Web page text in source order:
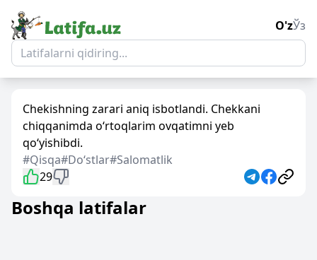
O'zЎз
Chekishning zarari aniq isbotlandi. Chekkani
chiqqanimda o‘rtoqlarim ovqatimni yeb
qo‘yishibdi.
#Qisqa#Doʻstlar#Salomatlik
29
Boshqa latifalar